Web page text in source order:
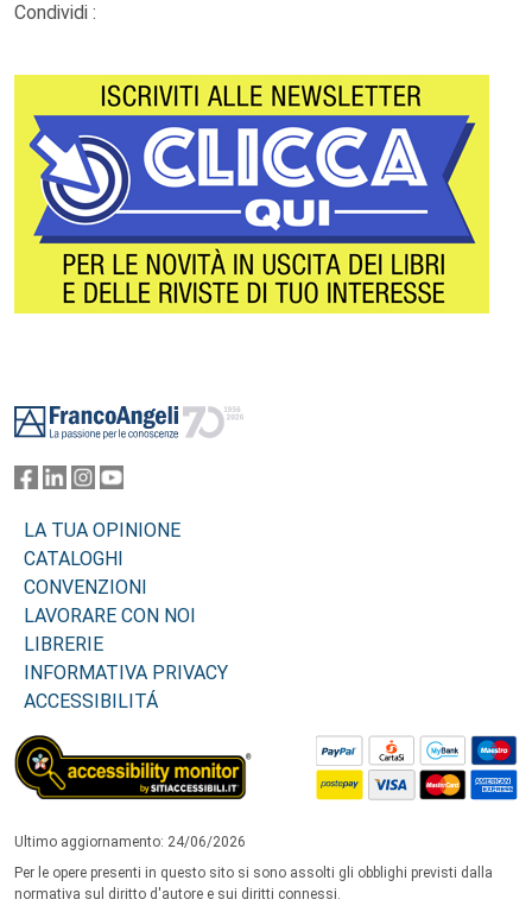
Condividi :
LA TUA OPINIONE
CATALOGHI
CONVENZIONI
LAVORARE CON NOI
LIBRERIE
INFORMATIVA PRIVACY
ACCESSIBILITÁ
Ultimo aggiornamento: 24/06/2026
Per le opere presenti in questo sito si sono assolti gli obblighi previsti dalla
normativa sul diritto d'autore e sui diritti connessi.